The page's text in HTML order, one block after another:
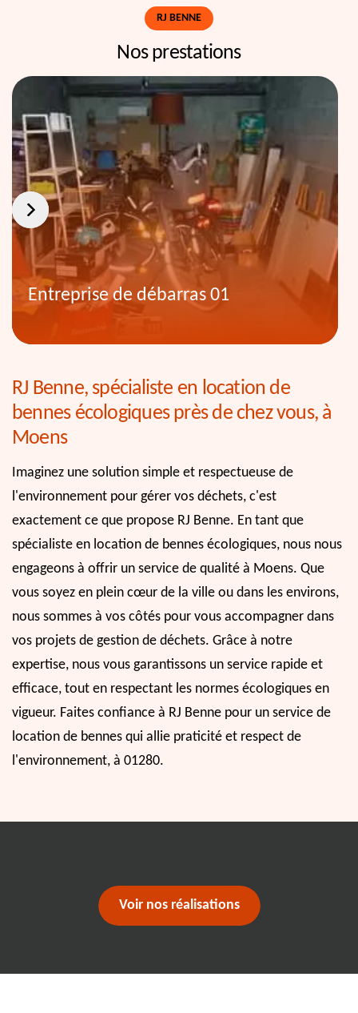
RJ BENNE
Nos prestations
Entreprise de débarras 01
RJ Benne, spécialiste en location de
bennes écologiques près de chez vous, à
Moens
Imaginez une solution simple et respectueuse de
l'environnement pour gérer vos déchets, c'est
exactement ce que propose RJ Benne. En tant que
spécialiste en location de bennes écologiques, nous nous
engageons à offrir un service de qualité à Moens. Que
vous soyez en plein cœur de la ville ou dans les environs,
nous sommes à vos côtés pour vous accompagner dans
vos projets de gestion de déchets. Grâce à notre
expertise, nous vous garantissons un service rapide et
efficace, tout en respectant les normes écologiques en
vigueur. Faites confiance à RJ Benne pour un service de
location de bennes qui allie praticité et respect de
l'environnement, à 01280.
Voir nos réalisations